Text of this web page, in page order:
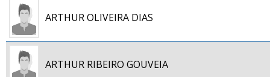
ARTHUR OLIVEIRA DIAS
ARTHUR RIBEIRO GOUVEIA